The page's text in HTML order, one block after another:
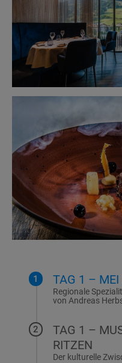
1 TAG 1 – MEI
Regionale
von Andreas
–
Hofladen
&
2
TAG 1 –
RITZEN
Der kulturelle